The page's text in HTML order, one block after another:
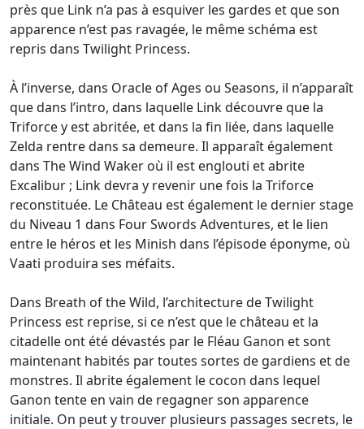
près que Link n’a pas à esquiver les gardes et que son
apparence n’est pas ravagée, le même schéma est
repris dans Twilight Princess.
À l’inverse, dans Oracle of Ages ou Seasons, il n’apparaît
que dans l’intro, dans laquelle Link découvre que la
Triforce y est abritée, et dans la fin liée, dans laquelle
Zelda rentre dans sa demeure. Il apparaît également
dans The Wind Waker où il est englouti et abrite
Excalibur ; Link devra y revenir une fois la Triforce
reconstituée. Le Château est également le dernier stage
du Niveau 1 dans Four Swords Adventures, et le lien
entre le héros et les Minish dans l’épisode éponyme, où
Vaati produira ses méfaits.
Dans Breath of the Wild, l’architecture de Twilight
Princess est reprise, si ce n’est que le château et la
citadelle ont été dévastés par le Fléau Ganon et sont
maintenant habités par toutes sortes de gardiens et de
monstres. Il abrite également le cocon dans lequel
Ganon tente en vain de regagner son apparence
initiale. On peut y trouver plusieurs passages secrets, le